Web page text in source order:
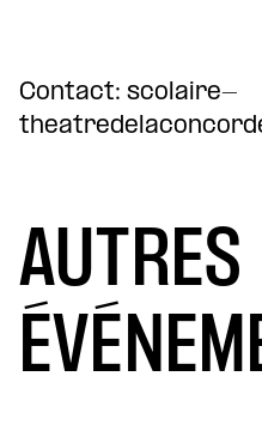
Contact: scolaire-
AUTRES